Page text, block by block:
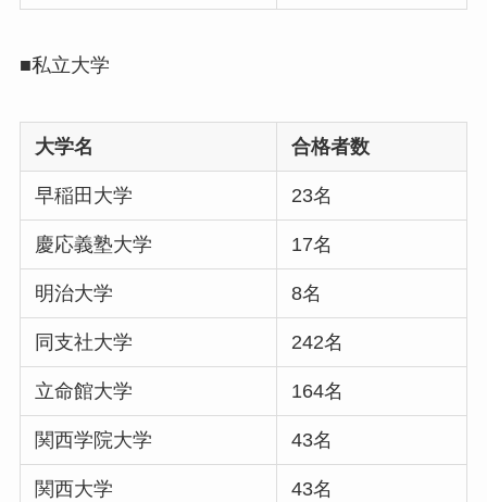
■私立大学
大学名 合格者数
早稲田大学 23名
慶応義塾大学 17名
明治大学 8名
同支社大学 242名
立命館大学 164名
関西学院大学 43名
関西大学 43名